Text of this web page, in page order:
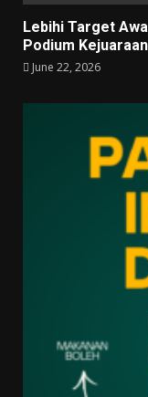
Lebihi Target
Podium
June 22, 2026